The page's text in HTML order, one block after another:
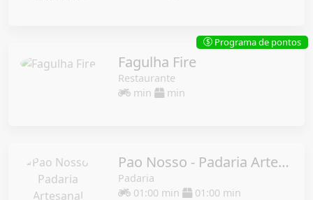
Fagulha Fire
Restaurante
min
min
$ Programa de pontos
Pao Nosso - Padaria Artesanal
Padaria
01:00 min
01:00 min